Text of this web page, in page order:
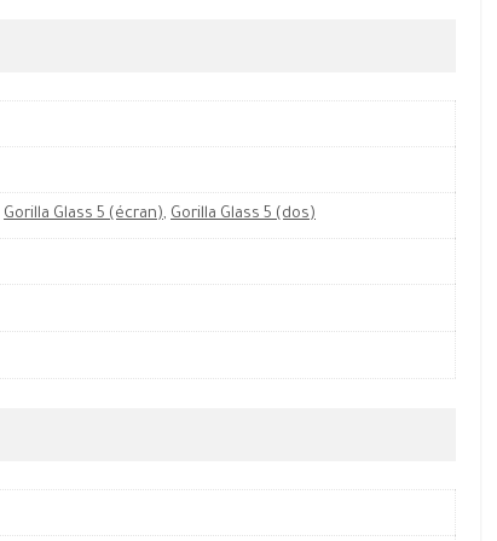
Gorilla Glass 5 (écran), Gorilla Glass 5 (dos)